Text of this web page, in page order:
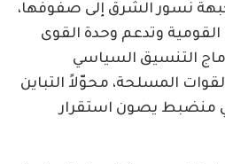
نسور الشرق إلى صفوفها،
وتدعم وحدة القوى
التنسيق السياسي
المسلحة، محوّلاً التباين
منضبط يصون استقرار